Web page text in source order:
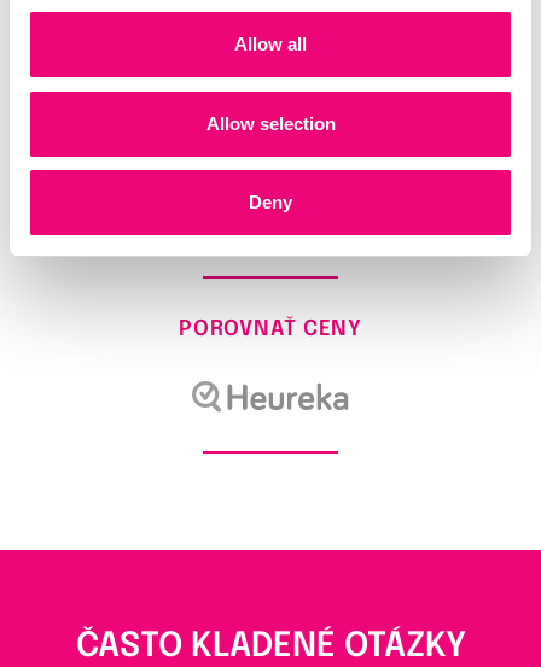
Allow all
Allow selection
Deny
POROVNAŤ CENY
ČASTO KLADENÉ OTÁZKY